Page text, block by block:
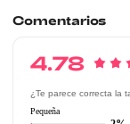
Comentarios
4.78
¿Te parece correcta la
Pequeña